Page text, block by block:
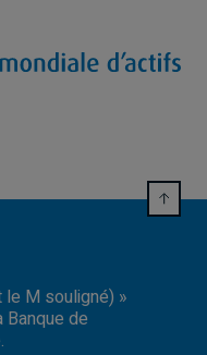
le M souligné) »
de